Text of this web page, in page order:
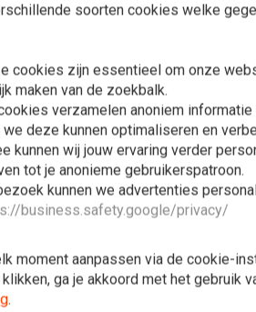
soorten cookies welke
cookies zijn essentieel om onze
maken van de zoekbalk.
verzamelen anoniem informatie
deze kunnen optimaliseren en
kunnen wij jouw ervaring verder
tot je anonieme gebruikerspatroon.
kunnen we advertenties
business.safety.google/privacy/
moment aanpassen via de cookie-
ga je akkoord met het gebruik
.